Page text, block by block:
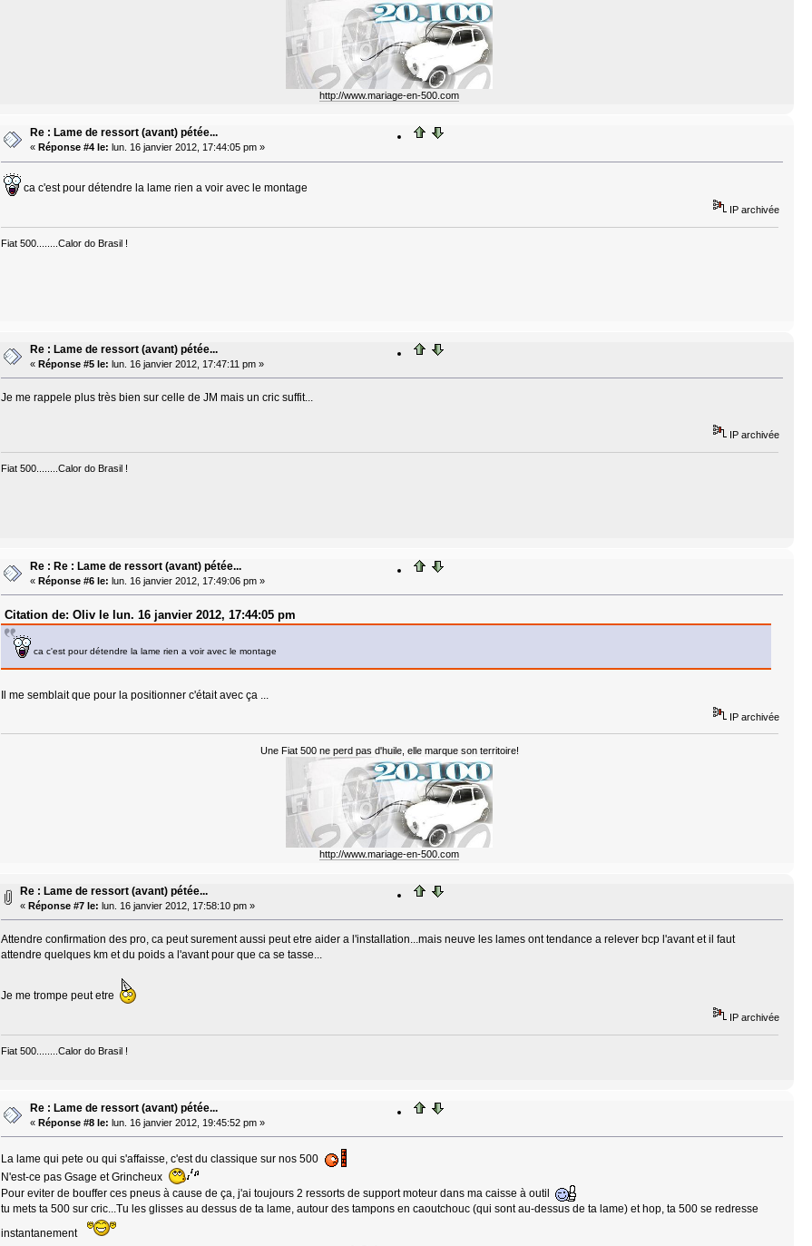
http://www.mariage-en-500.com
Re : Lame de ressort (avant) pétée...
« Réponse #4 le: lun. 16 janvier 2012, 17:44:05 pm »
ca c'est pour détendre la lame rien a voir avec le montage
IP archivée
Fiat 500........Calor do Brasil !
Re : Lame de ressort (avant) pétée...
« Réponse #5 le: lun. 16 janvier 2012, 17:47:11 pm »
Je me rappele plus très bien sur celle de JM mais un cric suffit...
IP archivée
Fiat 500........Calor do Brasil !
Re : Re : Lame de ressort (avant) pétée...
« Réponse #6 le: lun. 16 janvier 2012, 17:49:06 pm »
Citation de: Oliv le lun. 16 janvier 2012, 17:44:05 pm
ca c'est pour détendre la lame rien a voir avec le montage
Il me semblait que pour la positionner c'était avec ça ...
IP archivée
Une Fiat 500 ne perd pas d'huile, elle marque son territoire!
http://www.mariage-en-500.com
Re : Lame de ressort (avant) pétée...
« Réponse #7 le: lun. 16 janvier 2012, 17:58:10 pm »
Attendre confirmation des pro, ca peut surement aussi peut etre aider a l'installation...mais neuve les lames ont tendance a relever bcp l'avant et il faut
attendre quelques km et du poids a l'avant pour que ca se tasse...
Je me trompe peut etre
IP archivée
Fiat 500........Calor do Brasil !
Re : Lame de ressort (avant) pétée...
« Réponse #8 le: lun. 16 janvier 2012, 19:45:52 pm »
La lame qui pete ou qui s'affaisse, c'est du classique sur nos 500
N'est-ce pas Gsage et Grincheux
Pour eviter de bouffer ces pneus à cause de ça, j'ai toujours 2 ressorts de support moteur dans ma caisse à outil
tu mets ta 500 sur cric...Tu les glisses au dessus de ta lame, autour des tampons en caoutchouc (qui sont au-dessus de ta lame) et hop, ta 500 se redresse
instantanement